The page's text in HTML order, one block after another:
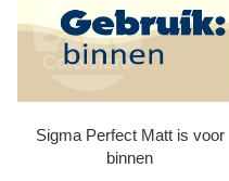
Sigma Perfect Matt is voor
binnen